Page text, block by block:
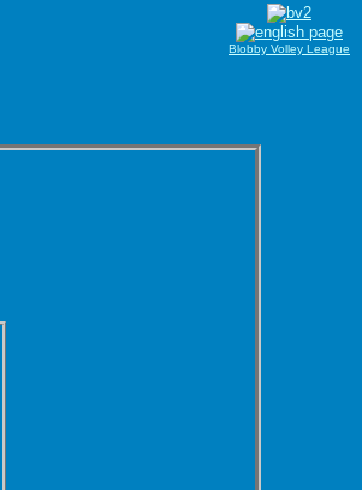
Blobby Volley League